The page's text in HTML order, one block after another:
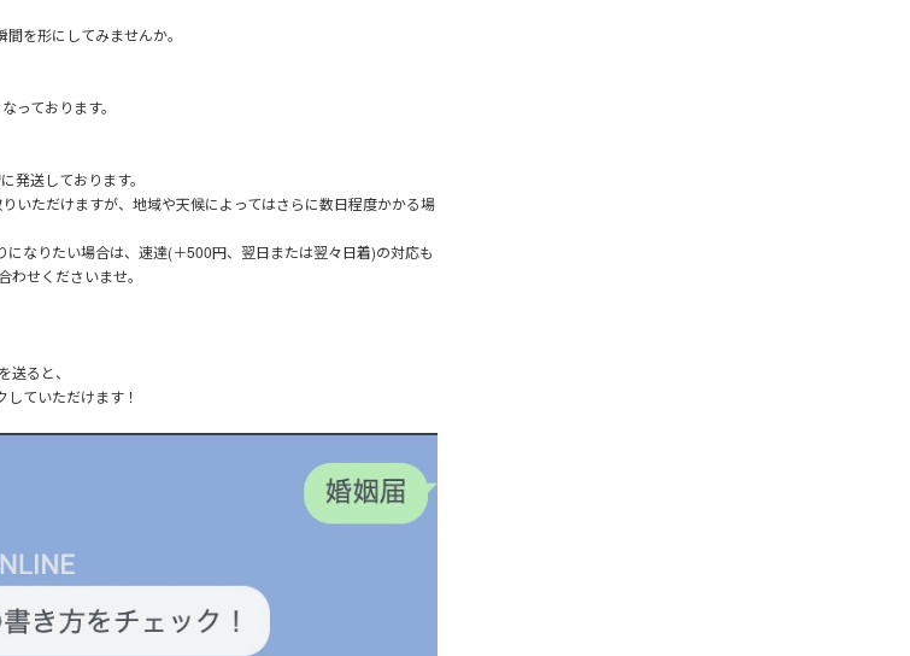
を形にしてみませんか。
っております。
発送しております。
いただけますが、地域や天候によってはさらに数日程度かかる場
になりたい場合は、速達(＋500円、翌日または翌々日着)の対応も
せくださいませ。
ると、
ていただけます！